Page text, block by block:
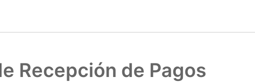
Recepción de Pagos